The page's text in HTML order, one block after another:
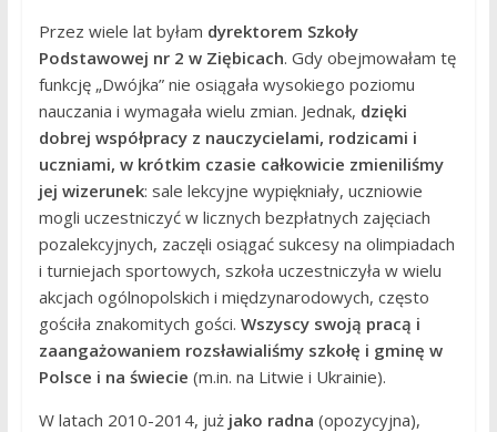
Przez wiele lat byłam dyrektorem Szkoły
Podstawowej nr 2 w Ziębicach. Gdy obejmowałam tę
funkcję „Dwójka” nie osiągała wysokiego poziomu
nauczania i wymagała wielu zmian. Jednak, dzięki
dobrej współpracy z nauczycielami, rodzicami i
uczniami, w krótkim czasie całkowicie zmieniliśmy
jej wizerunek: sale lekcyjne wypiękniały, uczniowie
mogli uczestniczyć w licznych bezpłatnych zajęciach
pozalekcyjnych, zaczęli osiągać sukcesy na olimpiadach
i turniejach sportowych, szkoła uczestniczyła w wielu
akcjach ogólnopolskich i międzynarodowych, często
gościła znakomitych gości. Wszyscy swoją pracą i
zaangażowaniem rozsławialiśmy szkołę i gminę w
Polsce i na świecie (m.in. na Litwie i Ukrainie).
W latach 2010-2014, już jako radna (opozycyjna),